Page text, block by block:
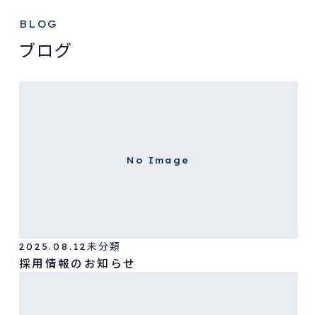
BLOG
ブログ
No Image
2025.08.12未分類
採用情報のお知らせ